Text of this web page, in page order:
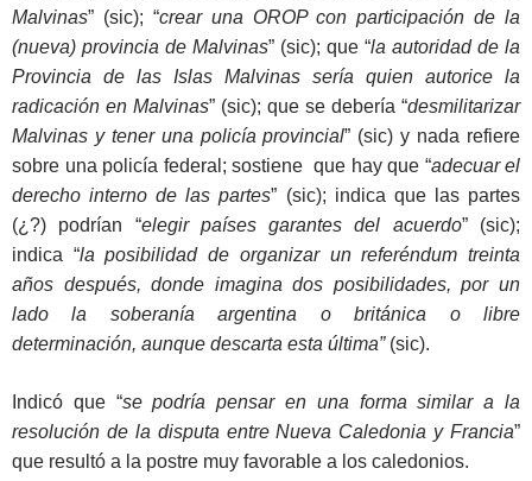
Malvinas” (sic); “crear una OROP con participación de la
(nueva) provincia de Malvinas” (sic); que “la autoridad de la
Provincia de las Islas Malvinas sería quien autorice la
radicación en Malvinas” (sic); que se debería “desmilitarizar
Malvinas y tener una policía provincial” (sic) y nada refiere
sobre una policía federal; sostiene que hay que “adecuar el
derecho interno de las partes” (sic); indica que las partes
(¿?) podrían “elegir países garantes del acuerdo” (sic);
indica “la posibilidad de organizar un referéndum treinta
años después, donde imagina dos posibilidades, por un
lado la soberanía argentina o británica o libre
determinación, aunque descarta esta última” (sic).
Indicó que “se podría pensar en una forma similar a la
resolución de la disputa entre Nueva Caledonia y Francia”
que resultó a la postre muy favorable a los caledonios.